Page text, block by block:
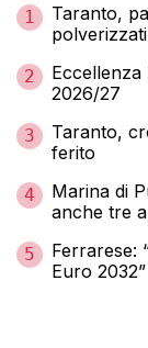
1
Taranto,
2
2026/27
3
Taranto,
ferito
4
Marina di
anche tre
5
Ferrarese:
Euro 2032”